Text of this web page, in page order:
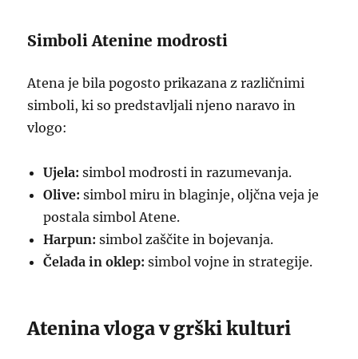
Simboli Atenine modrosti
Atena je bila pogosto prikazana z različnimi
simboli, ki so predstavljali njeno naravo in
vlogo:
Ujela: simbol modrosti in razumevanja.
Olive: simbol miru in blaginje, oljčna veja je
postala simbol Atene.
Harpun: simbol zaščite in bojevanja.
Čelada in oklep: simbol vojne in strategije.
Atenina vloga v grški kulturi